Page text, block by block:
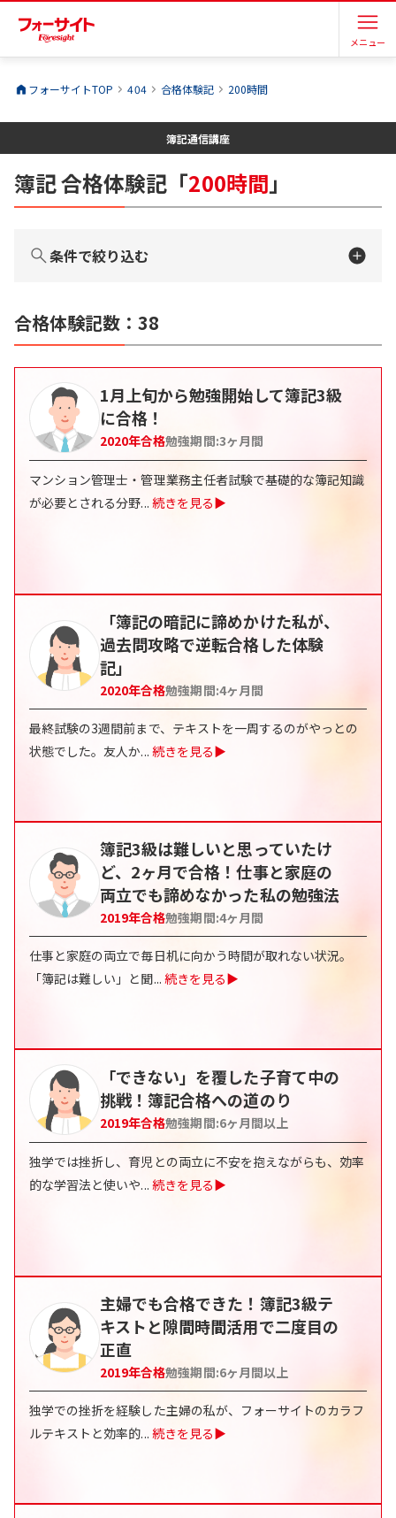
メニュー
フォーサイトTOP 404 合格体験記 200時間
簿記通信講座
簿記合格体験記 「200時間」
条件で絞り込む
合格体験記数：38
1月上旬から勉強開始して簿記3級
に合格！
2020年合格勉強期間:3ヶ月間
マンション管理士・管理業務主任者試験で基礎的な簿記知識
が必要とされる分野... 続きを見る▶
「簿記の暗記に諦めかけた私が、
過去問攻略で逆転合格した体験
記」
2020年合格勉強期間:4ヶ月間
最終試験の3週間前まで、テキストを一周するのがやっとの
状態でした。友人か... 続きを見る▶
簿記3級は難しいと思っていたけ
ど、2ヶ月で合格！仕事と家庭の
両立でも諦めなかった私の勉強法
2019年合格勉強期間:4ヶ月間
仕事と家庭の両立で毎日机に向かう時間が取れない状況。
「簿記は難しい」と聞... 続きを見る▶
「できない」を覆した子育て中の
挑戦！簿記合格への道のり
2019年合格勉強期間:6ヶ月間以上
独学では挫折し、育児との両立に不安を抱えながらも、効率
的な学習法と使いや... 続きを見る▶
主婦でも合格できた！簿記3級テ
キストと隙間時間活用で二度目の
正直
2019年合格勉強期間:6ヶ月間以上
独学での挫折を経験した主婦の私が、フォーサイトのカラフ
ルテキストと効率的... 続きを見る▶